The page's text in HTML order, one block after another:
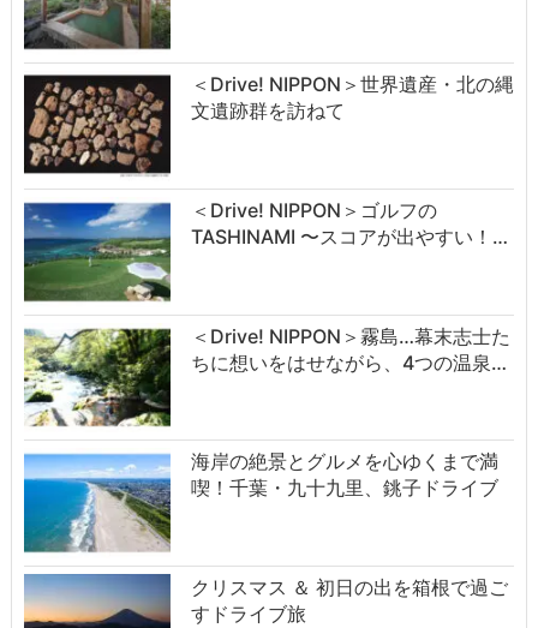
＜Drive! NIPPON＞世界遺産・北の縄
文遺跡群を訪ねて
＜Drive! NIPPON＞ゴルフの
TASHINAMI 〜スコアが出やすい！…
＜Drive! NIPPON＞霧島…幕末志士た
ちに想いをはせながら、4つの温泉…
海岸の絶景とグルメを心ゆくまで満
喫！千葉・九十九里、銚子ドライブ
クリスマス ＆ 初日の出を箱根で過ご
すドライブ旅